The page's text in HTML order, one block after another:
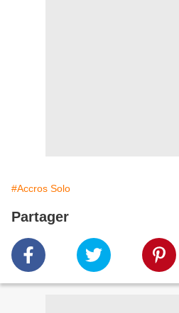
#Accros Solo
Partager